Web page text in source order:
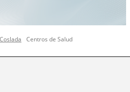
Centros de Salud